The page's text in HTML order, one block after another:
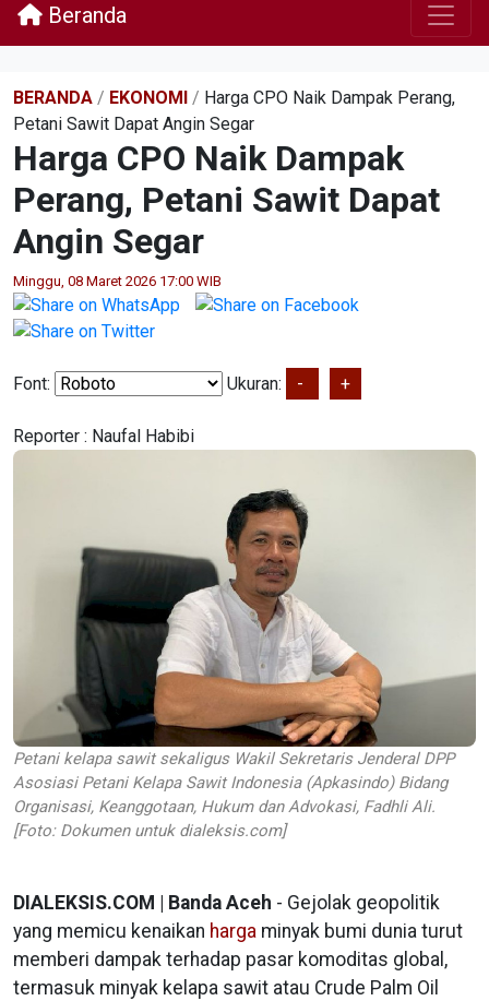
Beranda
BERANDA / EKONOMI / Harga CPO Naik Dampak Perang,
Petani Sawit Dapat Angin Segar
Harga CPO Naik Dampak
Perang, Petani Sawit Dapat
Angin Segar
Minggu, 08 Maret 2026 17:00 WIB
Font: Ukuran: - +
Reporter : Naufal Habibi
Petani kelapa sawit sekaligus Wakil Sekretaris Jenderal DPP
Asosiasi Petani Kelapa Sawit Indonesia (Apkasindo) Bidang
Organisasi, Keanggotaan, Hukum dan Advokasi, Fadhli Ali.
[Foto: Dokumen untuk dialeksis.com]
DIALEKSIS.COM | Banda Aceh - Gejolak geopolitik
yang memicu kenaikan harga minyak bumi dunia turut
memberi dampak terhadap pasar komoditas global,
termasuk minyak kelapa sawit atau Crude Palm Oil